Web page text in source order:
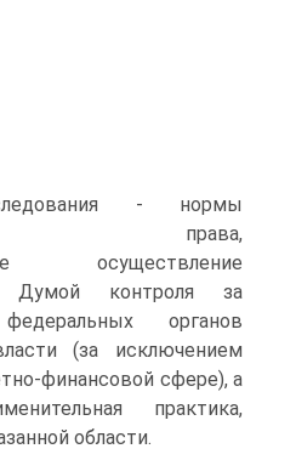
- нормы
права,
осуществление
Думой контроля за
органов
(за исключением
финансовой сфере), а
практика,
области.